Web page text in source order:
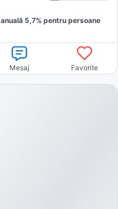
anuală 5,7% pentru persoane
Mesaj Favorite